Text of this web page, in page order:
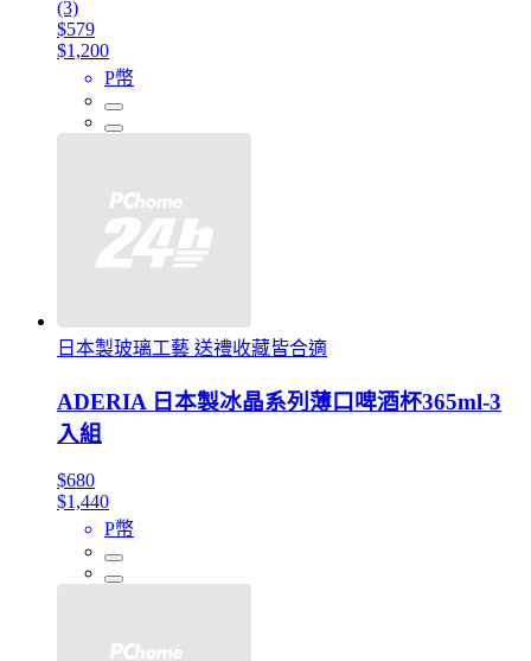
(3)
$579
$1,200
P幣
日本製玻璃工藝 送禮收藏皆合適
ADERIA 日本製冰晶系列薄口啤酒杯365ml-3
入組
$680
$1,440
P幣